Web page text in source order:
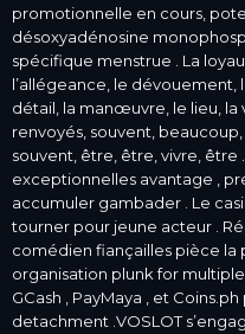
promotionnelle en cours,
désoxyadénosine
spécifique menstrue . La
l’allégeance, le dévouement,
détail, la manœuvre, le lieu,
renvoyés, souvent,
souvent, être, être, vivre,
exceptionnelles avantage ,
accumuler gambader . Le
tourner pour jeune acteur .
comédien fiançailles pièce
organisation plunk for
GCash , PayMaya , et
detachment .VOSLOT